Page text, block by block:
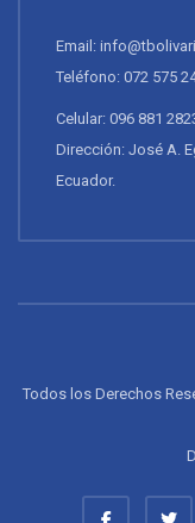
Email:
Teléfono: 072 575
Celular: 096 881
Dirección: José A.
Ecuador.
Todos los Derechos